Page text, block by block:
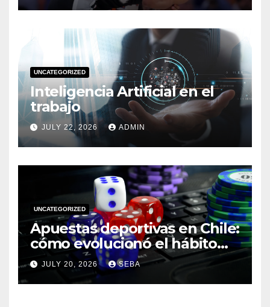
UNCATEGORIZED
Inteligencia Artificial en el
trabajo
JULY 22, 2026 ADMIN
UNCATEGORIZED
Apuestas deportivas en Chile:
cómo evolucionó el hábito
del hincha en la era digital
JULY 20, 2026 SEBA